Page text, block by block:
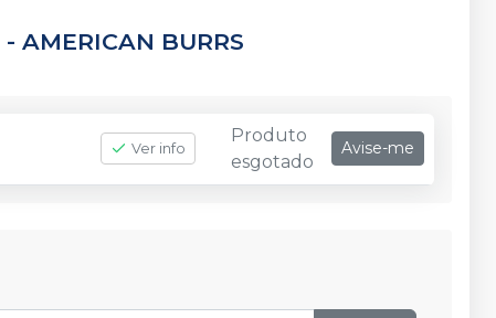
-AMERICAN BURRS
Ver info
Produto
esgotado
Avise-me